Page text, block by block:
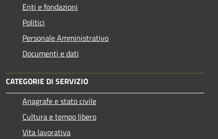
Enti e fondazioni
Politici
Personale Amministrativo
Documenti e dati
CATEGORIE DI SERVIZIO
Anagrafe e stato civile
Cultura e tempo libero
Vita lavorativa